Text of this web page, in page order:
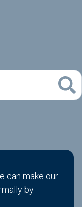
can make our
by